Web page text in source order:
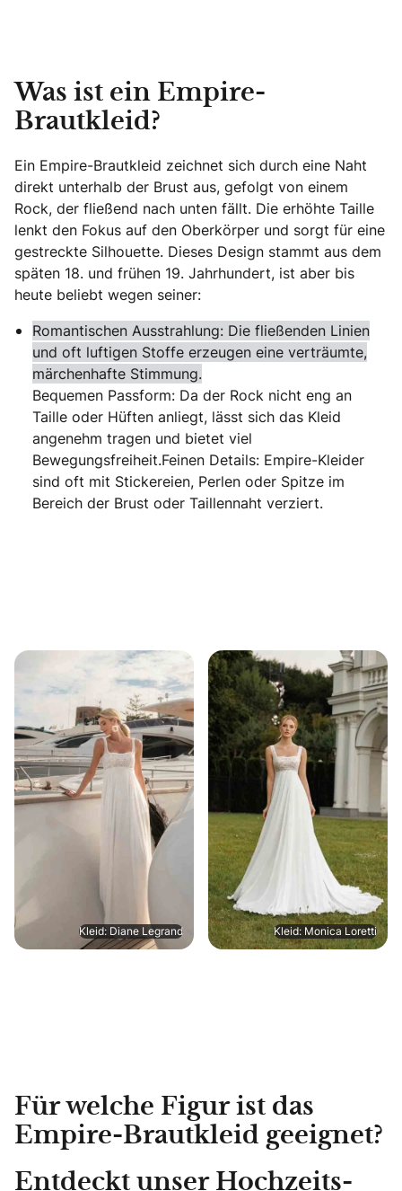
Was ist ein Empire-
Brautkleid?
Ein Empire-Brautkleid zeichnet sich durch eine Naht
direkt unterhalb der Brust aus, gefolgt von einem
Rock, der fließend nach unten fällt. Die erhöhte Taille
lenkt den Fokus auf den Oberkörper und sorgt für eine
gestreckte Silhouette. Dieses Design stammt aus dem
späten 18. und frühen 19. Jahrhundert, ist aber bis
heute beliebt wegen seiner:
Romantischen Ausstrahlung: Die fließenden Linien
und oft luftigen Stoffe erzeugen eine verträumte,
märchenhafte Stimmung.
Bequemen Passform: Da der Rock nicht eng an
Taille oder Hüften anliegt, lässt sich das Kleid
angenehm tragen und bietet viel
Bewegungsfreiheit.Feinen Details: Empire-Kleider
sind oft mit Stickereien, Perlen oder Spitze im
Bereich der Brust oder Taillennaht verziert.
Kleid: Diane Legrand Kleid: Monica Loretti
Für welche Figur ist das
Empire-Brautkleid geeignet?
Entdeckt unser Hochzeits-